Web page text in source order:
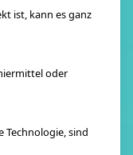
ist, kann es ganz
oder
Technologie, sind